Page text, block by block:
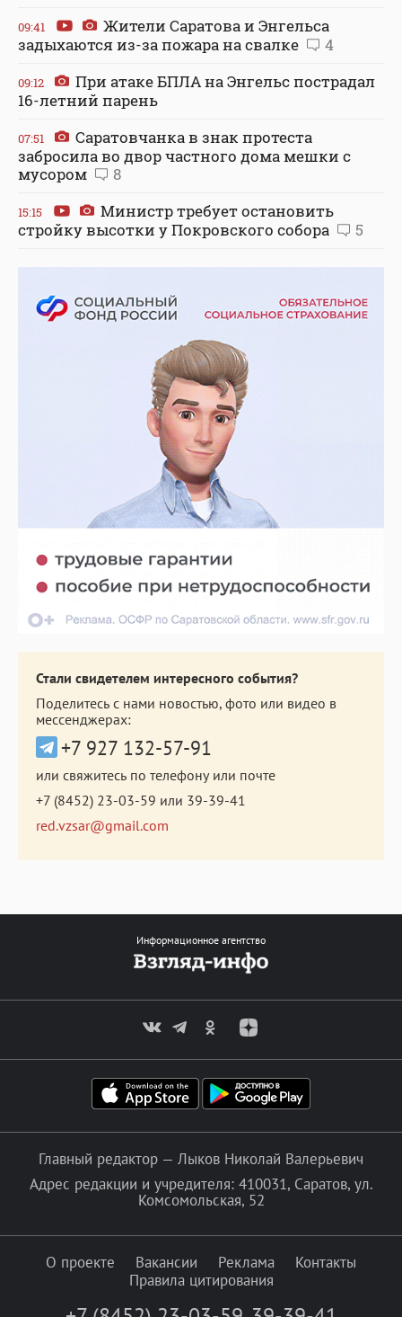
09:41
Жители Саратова и Энгельса
задыхаются из-за пожара на свалке
4
09:12
При атаке БПЛА на Энгельс пострадал
16-летний парень
07:51
Саратовчанка в знак протеста
забросила во двор частного дома мешки с
мусором
8
15:15
Министр требует остановить
стройку высотки у Покровского собора
5
Стали свидетелем интересного события?
Поделитесь с нами новостью, фото или видео в
мессенджерах:
+7 927 132-57-91
или свяжитесь по телефону или почте
+7 (8452) 23-03-59 или 39-39-41
red.vzsar@gmail.com
Информационное агентство
Главный редактор — Лыков Николай Валерьевич
Адрес редакции и учредителя: 410031, Саратов, ул.
Комсомольская, 52
О проекте Вакансии Реклама
Контакты
Правила цитирования